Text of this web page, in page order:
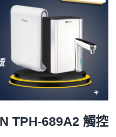
TPH-689A2 觸控